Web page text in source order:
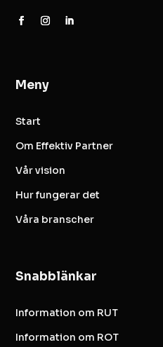
Meny
Start
Om Effektiv Partner
Vår vision
Hur fungerar det
Våra branscher
Snabblänkar
Information om RUT
Information om ROT